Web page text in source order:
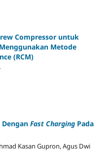
Compressor untuk
Metode
(RCM)
Dengan Fast Charging Pada
Kasan Gupron, Agus Dwi